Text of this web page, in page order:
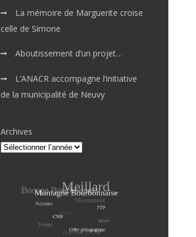
La mémoire de Marguerite croise
celle de Simone
Aboutissement d’un projet…
L’ANACR accompagne l’initiative
de la municipalité de Neuvy
Archives